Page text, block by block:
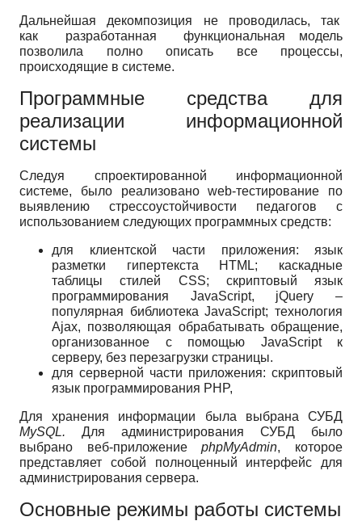
Дальнейшая декомпозиция не проводилась, так
как разработанная функциональная модель
позволила полно описать все процессы,
происходящие в системе.
Программные средства для
реализации информационной
системы
Следуя спроектированной информационной
системе, было реализовано web-тестирование по
выявлению стрессоустойчивости педагогов с
использованием следующих программных средств:
для клиентской части приложения: язык
разметки гипертекста HTML; каскадные
таблицы стилей CSS; скриптовый язык
программирования JavaScript, jQuery –
популярная библиотека JavaScript; технология
Ajax, позволяющая обрабатывать обращение,
организованное с помощью JavaScript к
серверу, без перезагрузки страницы.
для серверной части приложения: скриптовый
язык программирования PHP,
Для хранения информации была выбрана СУБД
MySQL. Для администрирования СУБД было
выбрано веб-приложениеphpMyAdmin, которое
представляет собой полноценный интерфейс для
администрирования сервера.
Основные режимы работы системы